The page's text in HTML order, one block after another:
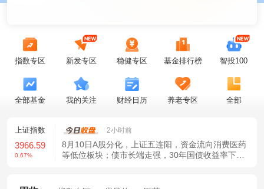
指数专区 新发专区 稳健专区 基金排行榜 智投100
全部基金 我的关注 财经日历 养老专区 全部
指数 深证成指
14316.96
创业板指
3537.21
-0.73%
2小时前
8月10日A股分化，上证五连阳，资金流向消费医药
等低位板块；债市长端走强，30年国债收益率下
力展望乐观。